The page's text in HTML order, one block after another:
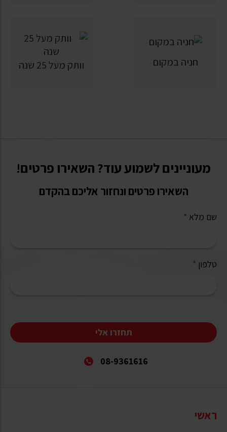
חניה במקום וותק מעל 25 שנה
מעוניינים לשמוע עוד? השאירו פרטים!
השאירו פרטים ונחזור אליכם בהקדם
שם מלא *
טלפון *
תחזרו אלי
08-9361616
ראשי